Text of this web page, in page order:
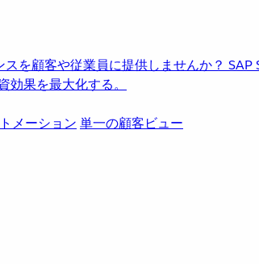
を顧客や従業員に提供しませんか？ SAP
果を最大化する。
メーション 単一の顧客ビュー